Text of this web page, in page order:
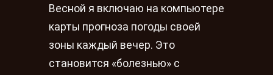
Весной я включаю на компьютере
карты прогноза погоды своей
зоны каждый вечер. Это
становится «болезнью» с